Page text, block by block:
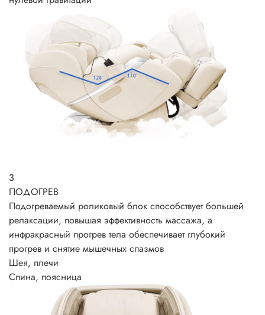
3
ПОДОГРЕВ
Подогреваемый роликовый блок способствует большей
релаксации, повышая эффективность массажа, а
инфракрасный прогрев тела обеспечивает глубокий
прогрев и снятие мышечных спазмов
Шея, плечи
Спина, поясница